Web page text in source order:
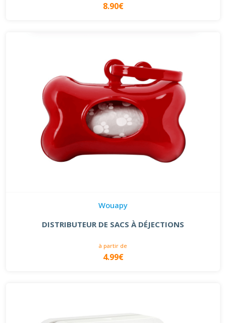
8.90€
Wouapy
DISTRIBUTEUR DE SACS À DÉJECTIONS
à partir de
4.99€